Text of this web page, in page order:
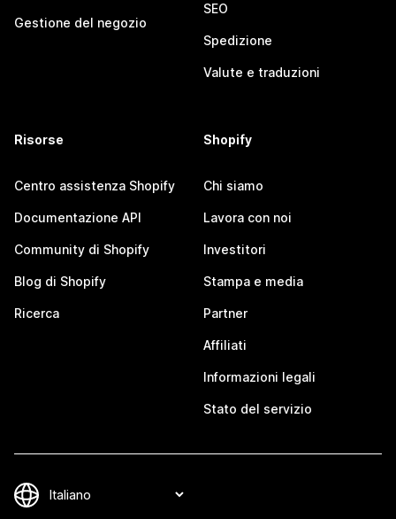
Gestione del negozio
SEO
Spedizione
Valute e traduzioni
Risorse
Centro assistenza Shopify
Documentazione API
Community di Shopify
Blog di Shopify
Ricerca
Shopify
Chi siamo
Lavora con noi
Investitori
Stampa e media
Partner
Affiliati
Informazioni legali
Stato del servizio